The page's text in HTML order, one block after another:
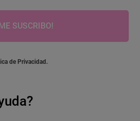
SUSCRIBO!
de Privacidad.